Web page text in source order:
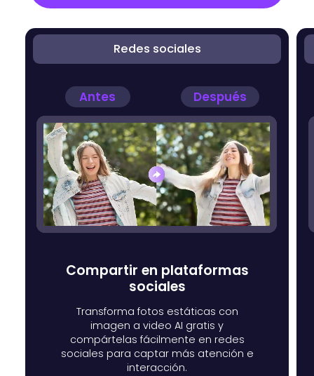
Compartir en plataformas
sociales
Transforma fotos estáticas con
imagen a video AI gratis y
compártelas fácilmente en redes
sociales para captar más atención e
interacción.
Antes Después
Redes sociales